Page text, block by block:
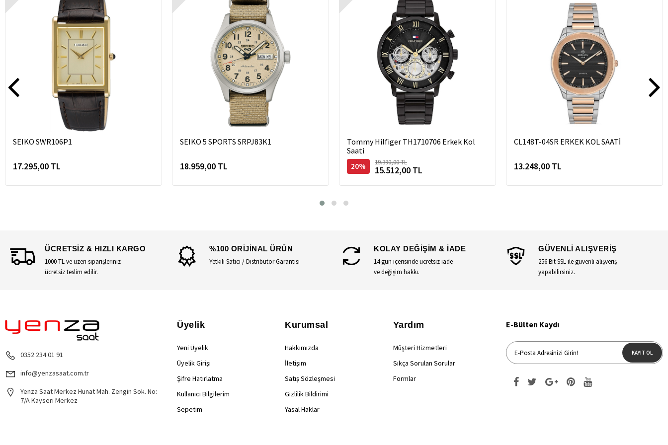
SEIKO SWR106P1
17.295,00 TL
SEIKO 5 SPORTS SRPJ83K1
18.959,00 TL
Tommy Hilfiger TH1710706 Erkek Kol
Saati
20% 19.390,00 TL
15.512,00 TL
CL148T-04SR ERKEK KOL SAATİ
13.248,00 TL
ÜCRETSİZ & HIZLI KARGO
1000 TL ve üzeri siparişleriniz
ücretsiz teslim edilir.
%100 ORİJİNAL ÜRÜN
Yetkili Satıcı / Distribütör Garantisi
KOLAY DEĞİŞİM & İADE
14 gün içerisinde ücretsiz iade
ve değişim hakkı.
GÜVENLİ ALIŞVERİŞ
256 Bit SSL ile güvenli alışveriş
yapabilirsiniz.
0352 234 01 91
info@yenzasaat.com.tr
Yenza Saat Merkez Hunat Mah. Zengin Sok. No:
7/A Kayseri Merkez
Üyelik
Yeni Üyelik
Üyelik Girişi
Şifre Hatırlatma
Kullanıcı Bilgilerim
Sepetim
Kurumsal
Hakkımızda
İletişim
Satış Sözleşmesi
Gizlilik Bildirimi
Yasal Haklar
Yardım
Müşteri Hizmetleri
Sıkça Sorulan Sorular
Formlar
E-Bülten Kaydı
KAYIT OL